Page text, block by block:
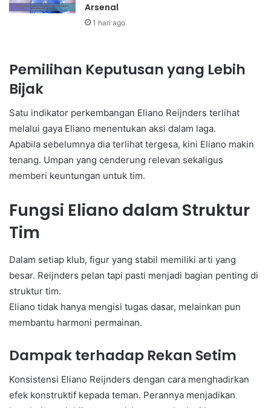
Arsenal
1 hari ago
Pemilihan Keputusan yang Lebih
Bijak
Satu indikator perkembangan Eliano Reijnders terlihat
melalui gaya Eliano menentukan aksi dalam laga.
Apabila sebelumnya dia terlihat tergesa, kini Eliano makin
tenang. Umpan yang cenderung relevan sekaligus
memberi keuntungan untuk tim.
Fungsi Eliano dalam Struktur
Tim
Dalam setiap klub, figur yang stabil memiliki arti yang
besar. Reijnders pelan tapi pasti menjadi bagian penting di
struktur tim.
Eliano tidak hanya mengisi tugas dasar, melainkan pun
membantu harmoni permainan.
Dampak terhadap Rekan Setim
Konsistensi Eliano Reijnders dengan cara menghadirkan
efek konstruktif kepada teman. Perannya menjadikan